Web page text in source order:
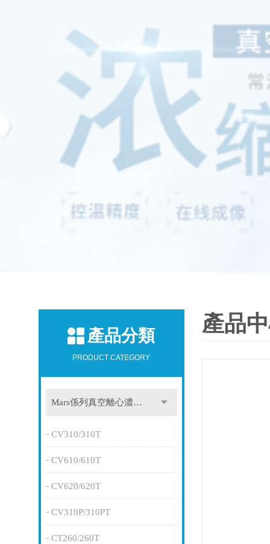
產品分類
PRODUCT CATEGORY
Mars係列真空離心濃縮儀
CV310/310T
CV610/610T
CV620/620T
CV310P/310PT
CT260/260T
產品